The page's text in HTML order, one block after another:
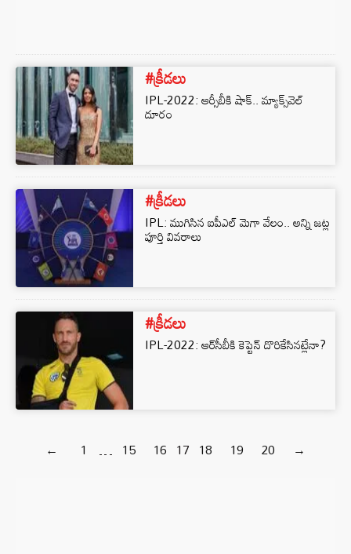
#క్రీడలు
IPL-2022: ఆర్సీబీకి షాక్.. మ్యాక్స్‌వెల్
దూరం
#క్రీడలు
IPL: ముగిసిన ఐపీఎల్ మెగా వేలం.. అన్ని జట్ల
పూర్తి వివరాలు
#క్రీడలు
IPL-2022: ఆర్‌సీబీకి కెప్టెన్ దొరికేసినట్లేనా?
← 1 … 15 16 17 18 19 20 →